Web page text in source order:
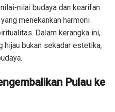
nilai budaya dan kearifan
menekankan harmoni
Dalam kerangka ini,
hijau bukan sekadar estetika,
Pulau ke